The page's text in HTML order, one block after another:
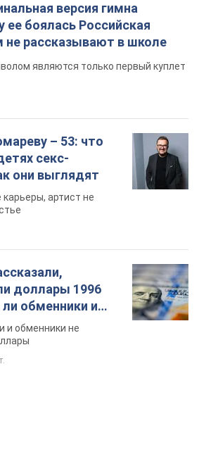
версия гимна
ее боялась Российская
не рассказывают в школе
являются только первый куплет
– 53: что
секс-
они выглядят
артист не
доллары 1996
обменники и
и обменники не